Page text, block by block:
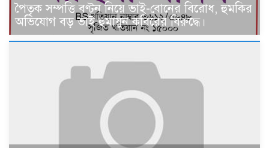
পৈতৃক সম্পত্তি বণ্টন নিয়ে ভাই-বোনের বিরোধ, হুমকির
অভিযোগ বড় ভাই হুমায়ুন কবিরের বিরুদ্ধে।